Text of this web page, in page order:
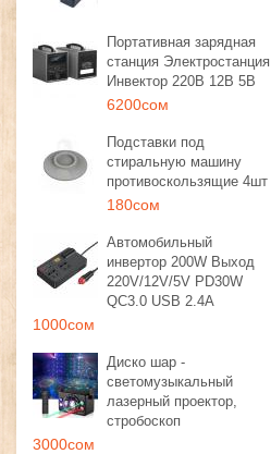
Портативная зарядная
станция Электростанция
Инвектор 220В 12В 5В
6200сом
Подставки под
стиральную машину
противоскользящие 4шт
180сом
Автомобильный
инвертор 200W Выход
220V/12V/5V PD30W
QC3.0 USB 2.4A
1000сом
Диско шар -
светомузыкальный
лазерный проектор,
стробоскоп
3000сом